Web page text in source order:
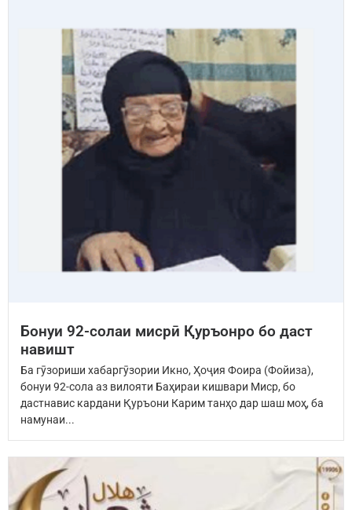
Бонуи 92-солаи мисрӣ Қуръонро бо даст
навишт
Ба гӯзориши хабаргӯзории Икно, Ҳоҷия Фоира (Фойиза),
бонуи 92-сола аз вилояти Баҳираи кишвари Миср, бо
дастнавис кардани Қуръони Карим танҳо дар шаш моҳ, ба
намунаи...